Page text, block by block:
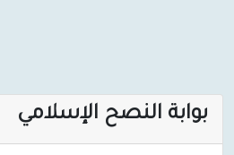
بوابة النصح الإسلامي